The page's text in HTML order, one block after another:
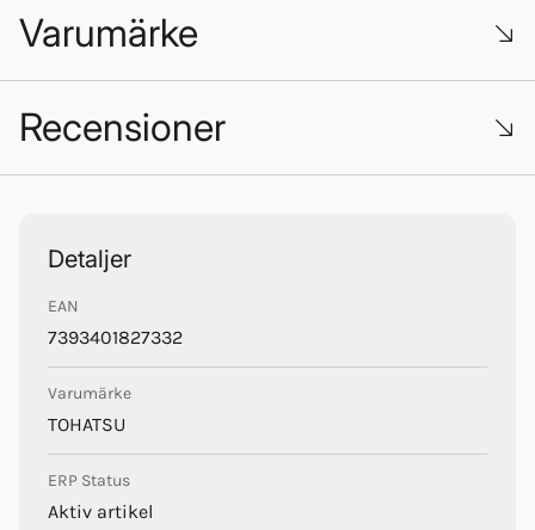
Varumärke
Tohatsu
Recensioner
Detaljer
EAN
7393401827332
Varumärke
TOHATSU
ERP Status
Aktiv artikel